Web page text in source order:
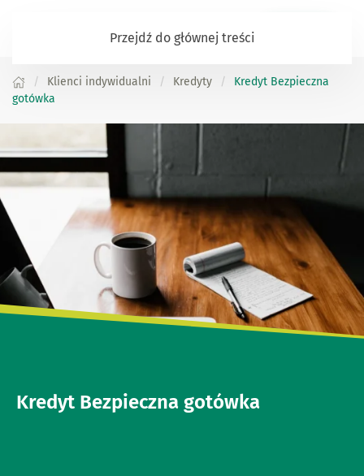
Przejdź do głównej treści
Klienci indywidualni Kredyty
Kredyt Bezpieczna
gotówka
Kredyt Bezpieczna gotówka